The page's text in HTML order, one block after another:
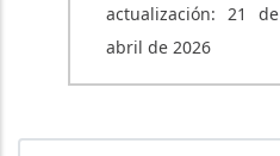
actualización: 21 de
abril de 2026